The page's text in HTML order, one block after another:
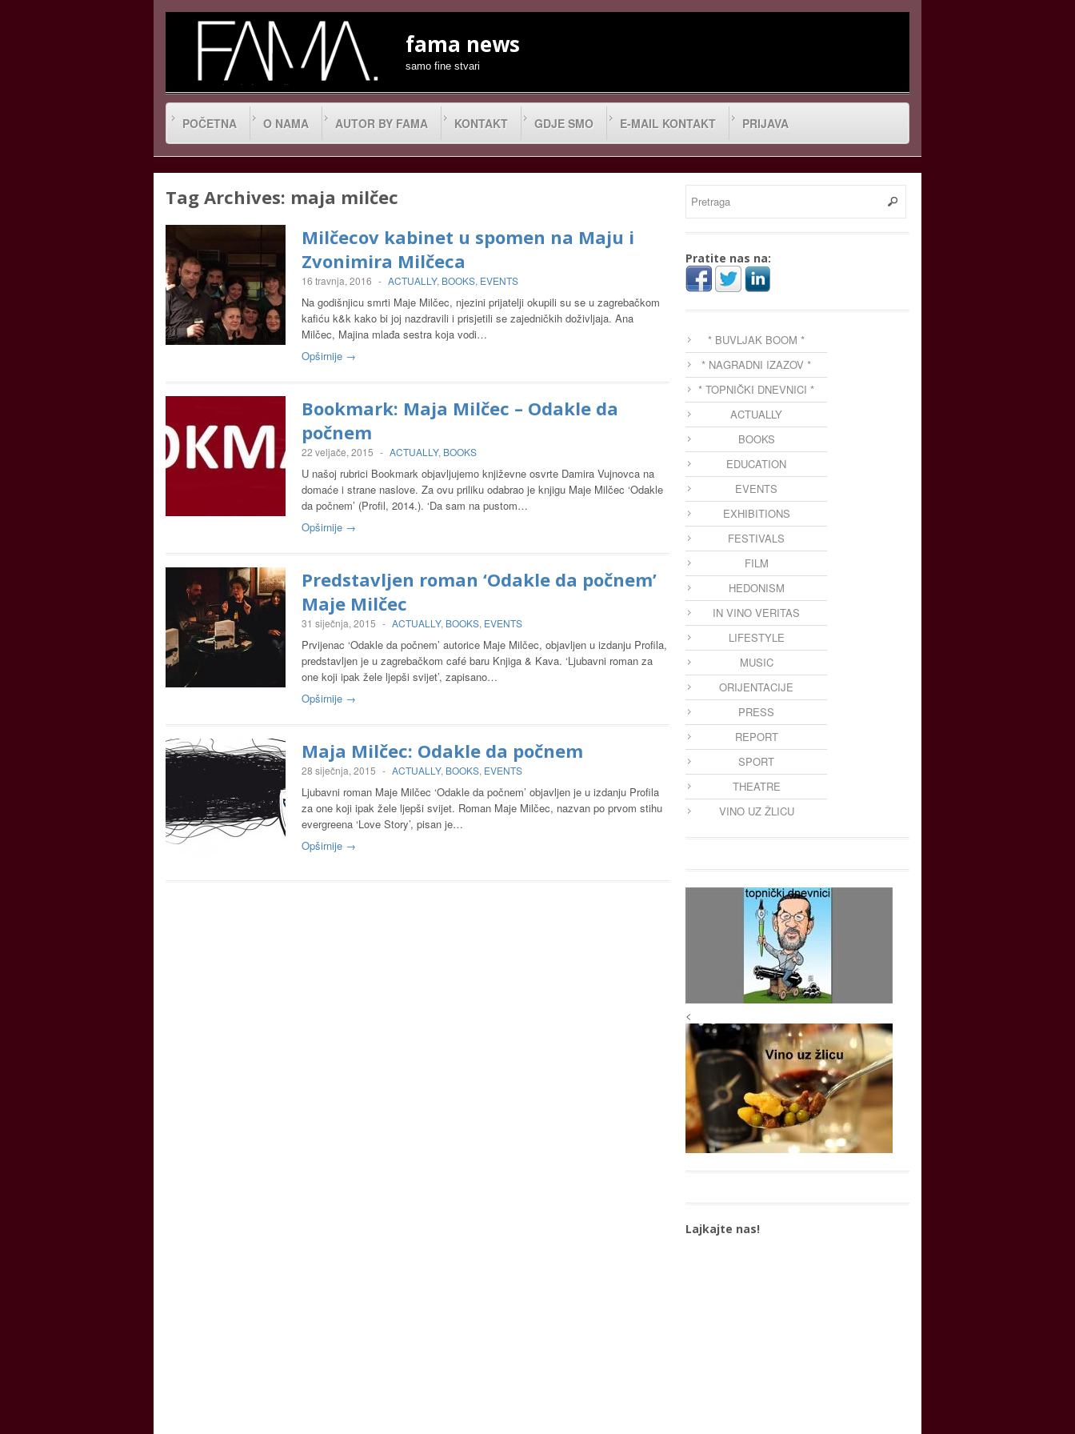
fama news
samo fine stvari
POČETNA O NAMA AUTOR BY FAMA KONTAKT GDJE SMO E-MAIL KONTAKT PRIJAVA
Tag Archives: maja milčec
Milčecov kabinet u spomen na Maju i
Zvonimira Milčeca
16 travnja, 2016 - ACTUALLY, BOOKS, EVENTS
Na godišnjicu smrti Maje Milčec, njezini prijatelji okupili su se u zagrebačkom
kafiću k&k kako bi joj nazdravili i prisjetili se zajedničkih doživljaja. Ana
Milčec, Majina mlađa sestra koja vodi…
Opširnije →
Bookmark: Maja Milčec – Odakle da
počnem
22 veljače, 2015 - ACTUALLY, BOOKS
U našoj rubrici Bookmark objavljujemo književne osvrte Damira Vujnovca na
domaće i strane naslove. Za ovu priliku odabrao je knjigu Maje Milčec ‘Odakle
da počnem’ (Profil, 2014.). ‘Da sam na pustom…
Opširnije →
Predstavljen roman ‘Odakle da počnem’
Maje Milčec
31 siječnja, 2015 - ACTUALLY, BOOKS, EVENTS
Prvijenac ‘Odakle da počnem’ autorice Maje Milčec, objavljen u izdanju Profila,
predstavljen je u zagrebačkom café baru Knjiga & Kava. ‘Ljubavni roman za
one koji ipak žele ljepši svijet’, zapisano…
Opširnije →
Maja Milčec: Odakle da počnem
28 siječnja, 2015 - ACTUALLY, BOOKS, EVENTS
Ljubavni roman Maje Milčec ‘Odakle da počnem’ objavljen je u izdanju Profila
za one koji ipak žele ljepši svijet. Roman Maje Milčec, nazvan po prvom stihu
evergreena ‘Love Story’, pisan je…
Opširnije →
Pratite nas na:
* BUVLJAK BOOM *
* NAGRADNI IZAZOV *
* TOPNIČKI DNEVNICI *
ACTUALLY
BOOKS
EDUCATION
EVENTS
EXHIBITIONS
FESTIVALS
FILM
HEDONISM
IN VINO VERITAS
LIFESTYLE
MUSIC
ORIJENTACIJE
PRESS
REPORT
SPORT
THEATRE
VINO UZ ŽLICU
<
Lajkajte nas!